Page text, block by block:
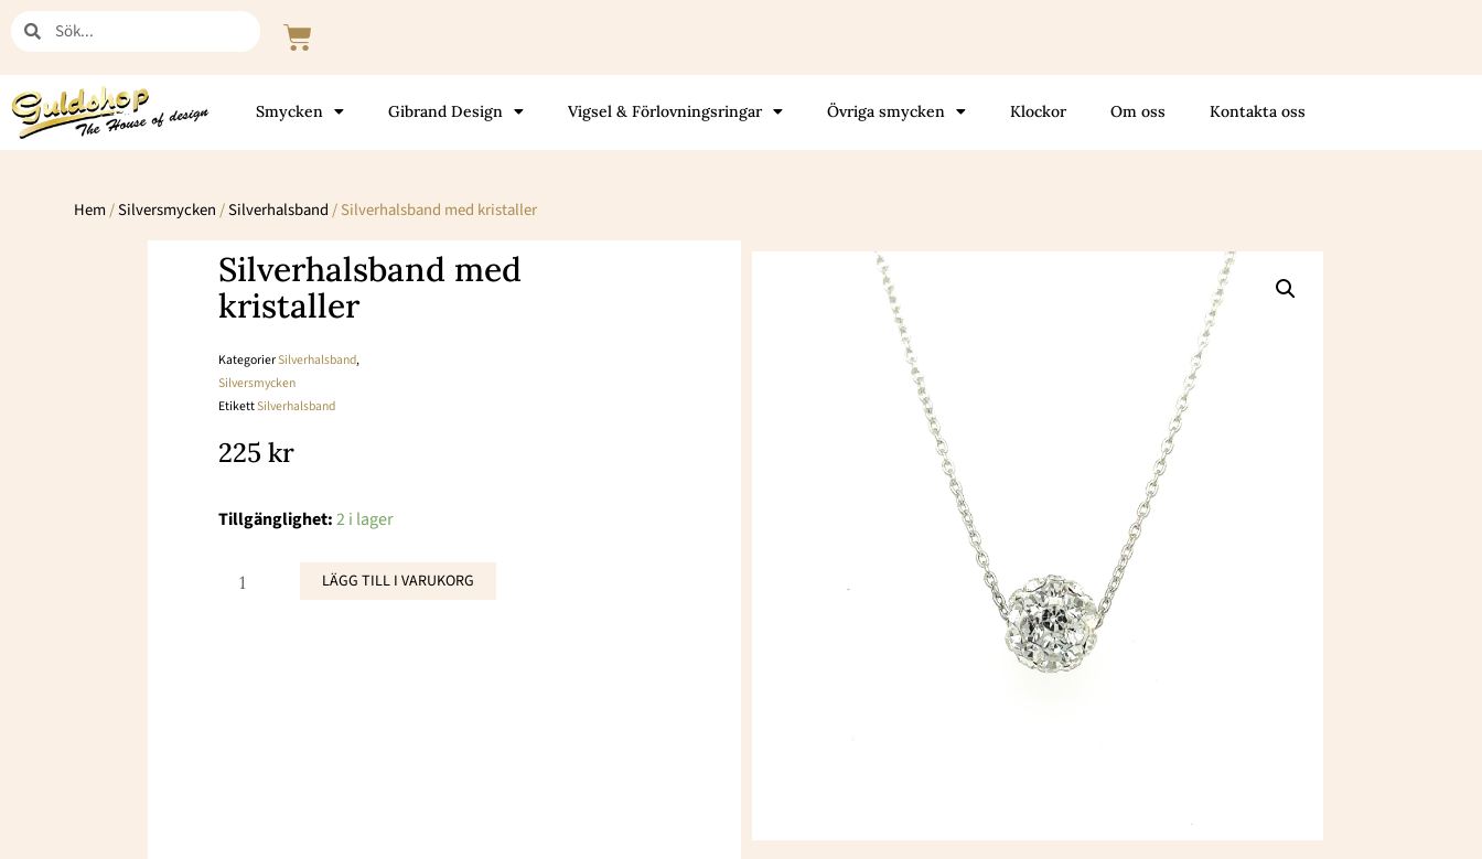
Hoppa
till
innehåll
Sök Sök Varukorg
Smycken Gibrand Design Vigsel & Förlovningsringar Övriga smycken Klockor Om oss Kontakta oss
Hem/Silversmycken/Silverhalsband/ Silverhalsband med kristaller
Silverhalsband med
kristaller
KategorierSilverhalsband,
Silversmycken
EtikettSilverhalsband
225kr
Tillgänglighet:2 i lager
Silverhalsband
kristaller
LÄGG TILL I VARUKORG